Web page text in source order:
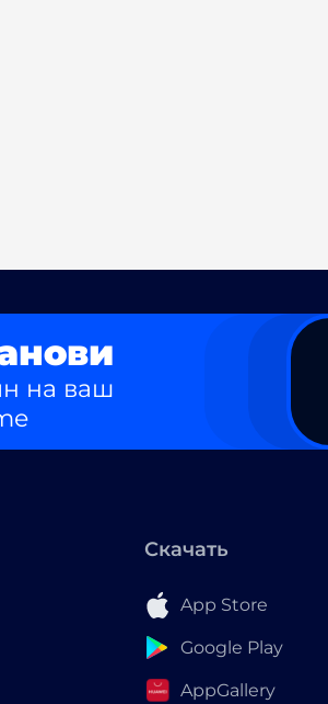
на ваш
Скачать
App Store
Google Play
AppGallery